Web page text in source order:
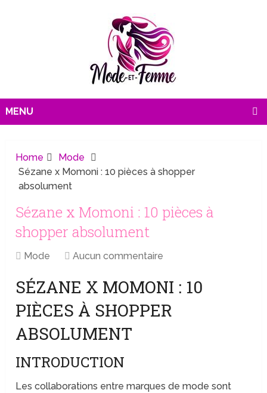
MENU
Home
Mode
Sézane x Momoni : 10 pièces à shopper
absolument
Sézane x Momoni : 10 pièces à
shopper absolument
Mode Aucun commentaire
SÉZANE X MOMONI : 10
PIÈCES À SHOPPER
ABSOLUMENT
INTRODUCTION
Les collaborations entre marques de mode sont